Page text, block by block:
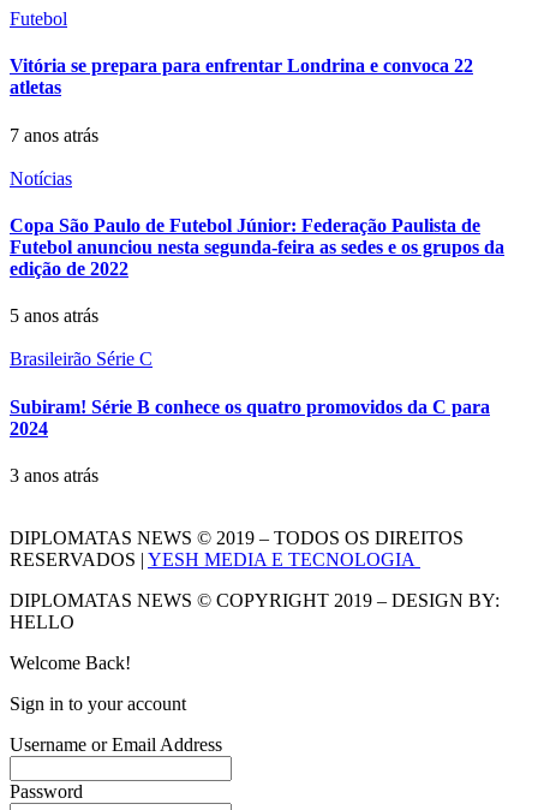
Futebol
Vitória se prepara para enfrentar Londrina e convoca 22
atletas
7 anos atrás
Notícias
Copa São Paulo de Futebol Júnior: Federação Paulista de
Futebol anunciou nesta segunda-feira as sedes e os grupos da
edição de 2022
5 anos atrás
Brasileirão Série C
Subiram! Série B conhece os quatro promovidos da C para
2024
3 anos atrás
DIPLOMATAS NEWS © 2019 – TODOS OS DIREITOS
RESERVADOS | YESH MEDIA E TECNOLOGIA
DIPLOMATAS NEWS © COPYRIGHT 2019 – DESIGN BY:
HELLO
Welcome Back!
Sign in to your account
Username or Email Address
Password